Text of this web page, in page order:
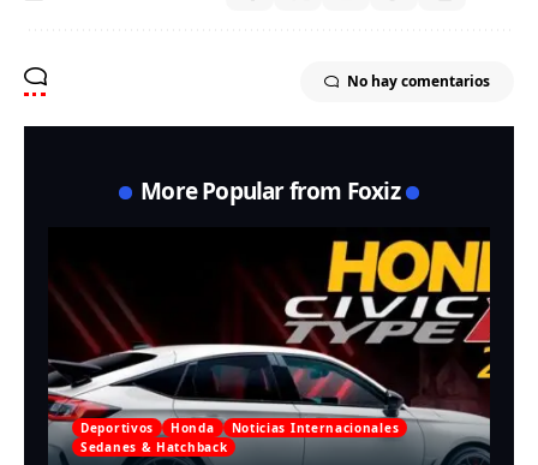
No hay comentarios
More Popular from Foxiz
Deportivos Honda
Noticias Internacionales
Sedanes & Hatchback